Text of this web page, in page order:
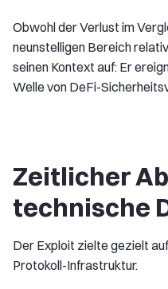
Obwohl der Verlust im
neunstelligen Bereich
seinen Kontext auf: Er
Welle von DeFi-
Zeitlicher
technische
Der Exploit zielte gezielt
Protokoll-Infrastruktur.